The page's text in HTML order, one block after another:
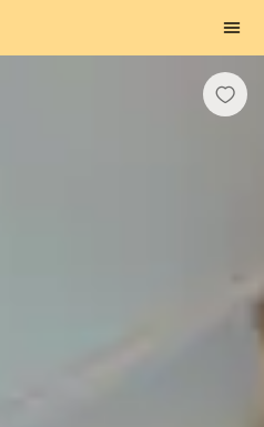
Quartier